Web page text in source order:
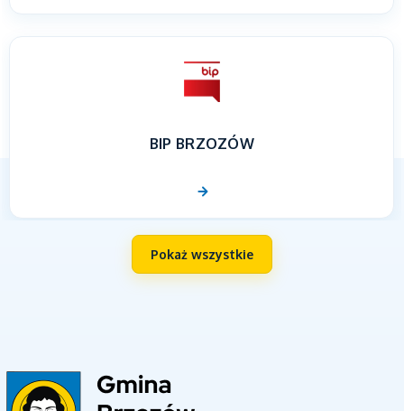
BIP BRZOZÓW
Pokaż wszystkie